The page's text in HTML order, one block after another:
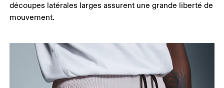
Entrejambe
Tenez-vous debout, pieds légèrement écartés et
l’intérieur de la jambe jusqu’à la cheville.
découpes latérales larges assurent une grande liberté de
mouvement.